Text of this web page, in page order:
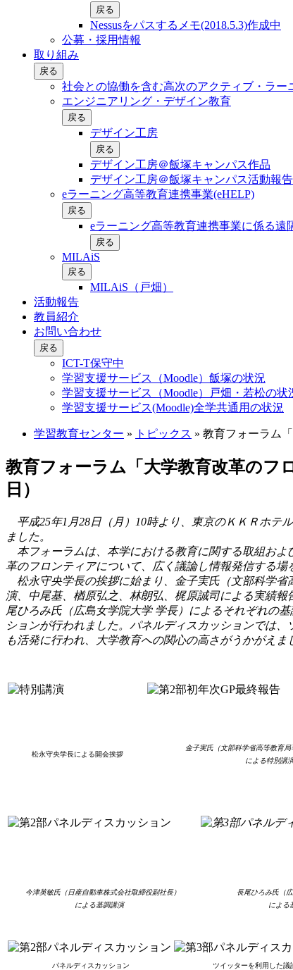
戻る
Nessusをパスするメモ(2018.5.3)作成中
公募・採用情報
取り組み
戻る
社会との協働を含む⾼次のアクティブ・ラー
エンジニアリング・デザイン教育
戻る
デザイン工房
戻る
デザイン工房＠飯塚キャンパス作品
デザイン工房＠飯塚キャンパス活動報告
eラーニング高等教育連携事業(eHELP)
戻る
eラーニング高等教育連携事業に係る遠
戻る
MILAiS
戻る
MILAiS（戸畑）
活動報告
教員紹介
お問い合わせ
戻る
ICT-T保守中
学習支援サービス（Moodle）飯塚の状況
学習支援サービス（Moodle）戸畑・若松の状
学習支援サービス(Moodle)全学共通用の状況
学習教育センター » トピックス » 教育フォーラム
教育フォーラム「大学教育改革のフ
日）
平成25年1月28日（月）10時より、東京のＫＫＲホテ
ました。
本フォーラムは、本学における教育に関する取組およ
革のフロンティアについて、広く議論し情報発信する
松永守央学長の挨拶に始まり、金子実氏（文部科学省
演、中尾基、楢原弘之、林朗弘、梶原誠司による実績
尾ひろみ氏（広島女学院大学 学長）によるそれぞれの
ションが行われました。パネルディスカッションでは
も活発に行われ、大学教育への関心の高さがうかがえま
松永守央学長による開会挨拶
金子実氏（文部科学省高等教育局
による特別講
今津英敏氏（日産自動車株式会社取締役副社長）
による基調講演
長尾ひろみ氏（
による
パネルディスカッション ツイッターを利用した議